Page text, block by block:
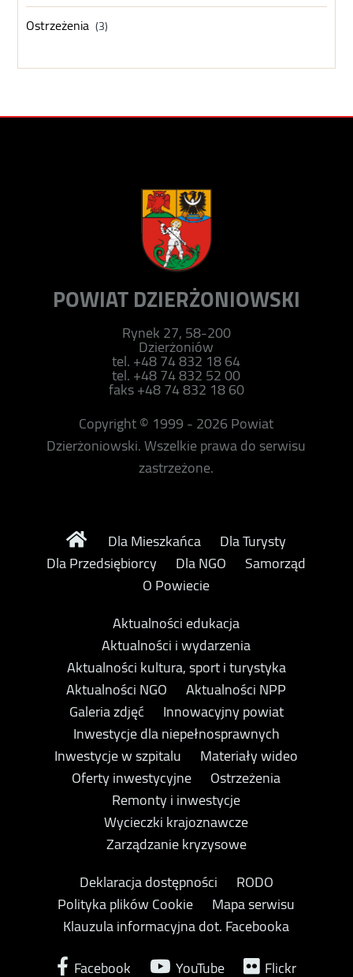
Ostrzeżenia (3)
POWIAT DZIERŻONIOWSKI
Rynek 27, 58-200
Dzierżoniów
tel. +48 74 832 18 64
tel. +48 74 832 52 00
faks +48 74 832 18 60
Copyright © 1999 - 2026 Powiat
Dzierżoniowski. Wszelkie prawa do serwisu
zastrzeżone.
Dla Mieszkańca
Dla Turysty
Dla Przedsiębiorcy
Dla NGO
Samorząd
O Powiecie
Aktualności edukacja
Aktualności i wydarzenia
Aktualności kultura, sport i turystyka
Aktualności NGO
Aktualności NPP
Galeria zdjęć
Innowacyjny powiat
Inwestycje dla niepełnosprawnych
Inwestycje w szpitalu
Materiały wideo
Oferty inwestycyjne
Ostrzeżenia
Remonty i inwestycje
Wycieczki krajoznawcze
Zarządzanie kryzysowe
Deklaracja dostępności
RODO
Polityka plików Cookie
Mapa serwisu
Klauzula informacyjna dot. Facebooka
Facebook
YouTube Flickr